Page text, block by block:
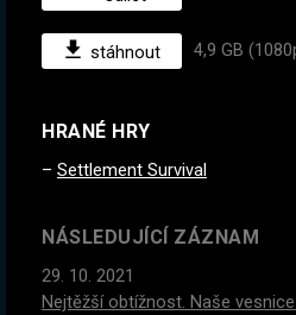
stáhnout 4,9 GB
HRANÉ HRY
Settlement Survival
NÁSLEDUJÍCÍ ZÁZNAM
29. 10. 2021
Nejtěžší obtížnost. Naše